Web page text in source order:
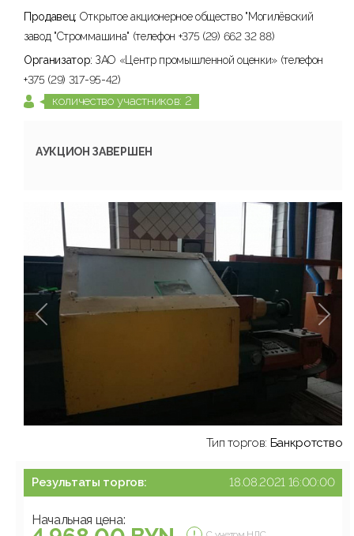
Продавец: Открытое акционерное общество "Могилёвский
завод "Строммашина" (телефон +375 (29) 662 32 88)
Организатор: ЗАО «Центр промышленной оценки» (телефон
+375 (29) 317-95-42)
количество участников: 2
АУКЦИОН ЗАВЕРШЕН
Тип торгов: Банкротство
Результаты торгов: 18.08.2021 16:00:00
Начальная цена: